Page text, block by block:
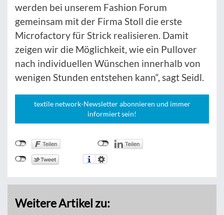
werden bei unserem Fashion Forum
gemeinsam mit der Firma Stoll die erste
Microfactory für Strick realisieren. Damit
zeigen wir die Möglichkeit, wie ein Pullover
nach individuellen Wünschen innerhalb von
wenigen Stunden entstehen kann“, sagt Seidl.
textile network-Newsletter abonnieren und immer
informiert sein!
Weitere Artikel zu: